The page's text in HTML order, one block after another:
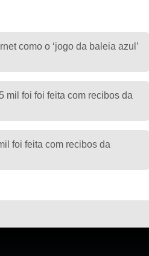
como o ‘jogo da baleia azul’
mil foi foi feita com recibos da
foi feita com recibos da